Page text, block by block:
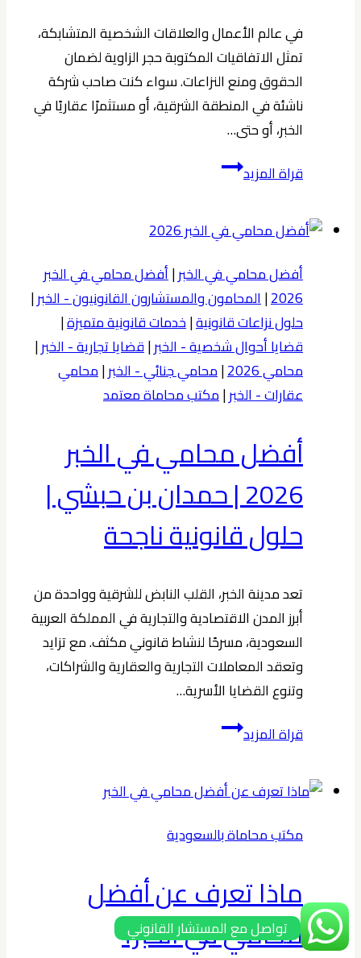
في عالم الأعمال والعلاقات الشخصية المتشابكة،
تمثل الاتفاقيات المكتوبة حجر الزاوية لضمان
الحقوق ومنع النزاعات. سواء كنت صاحب شركة
ناشئة في المنطقة الشرقية، أو مستثمرًا عقاريًا في
الخبر، أو حتى…
قراة المزيدمحامي
ملزمة
الخبر
0539570007
أفضل محامي في الخبر|أفضل محامي في الخبر
2026
|المحامون والمستشارون القانونيون - الخبر|
حلول نزاعات قانونية|خدمات قانونية متميزة|
قضايا أحوال شخصية - الخبر|قضايا تجارية - الخبر|
محامي 2026
|محامي جنائي - الخبر|محامي
عقارات - الخبر|مكتب محاماة معتمد
أفضل محامي في الخبر
2026 | حمدان بن حبشي |
حلول قانونية ناجحة
تعد مدينة الخبر، القلب النابض للشرقية وواحدة من
أبرز المدن الاقتصادية والتجارية في المملكة العربية
السعودية، مسرحًا لنشاط قانوني مكثف. مع تزايد
وتعقد المعاملات التجارية والعقارية والشراكات،
وتنوع القضايا الأسرية…
قراة المزيدأفضل
في
الخبر
2026
|
بن
حبشي
|
مكتب محاماة بالسعودية
ماذا تعرف عن أفضل
محامي في الخبر؟
تواصل مع المستشار القانوني